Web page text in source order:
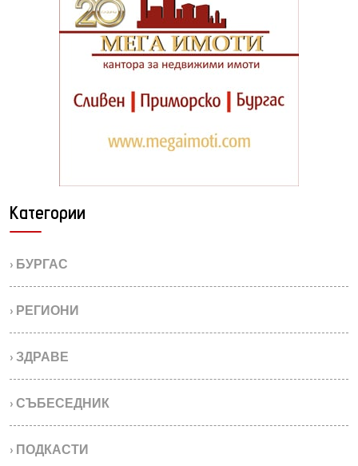
Категории
› БУРГАС
› РЕГИОНИ
› ЗДРАВЕ
› СЪБЕСЕДНИК
› ПОДКАСТИ